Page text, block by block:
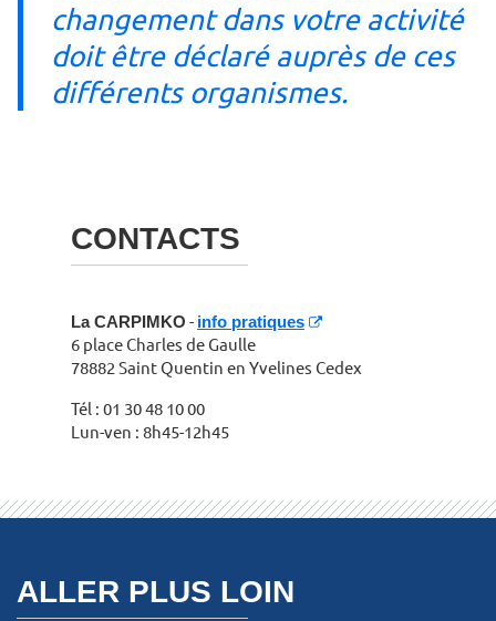
changement dans votre activité
doit être déclaré auprès de ces
différents organismes.
CONTACTS
La CARPIMKO - info pratiques
6 place Charles de Gaulle
78882 Saint Quentin en Yvelines Cedex
Tél : 01 30 48 10 00
Lun-ven : 8h45-12h45
ALLER PLUS LOIN